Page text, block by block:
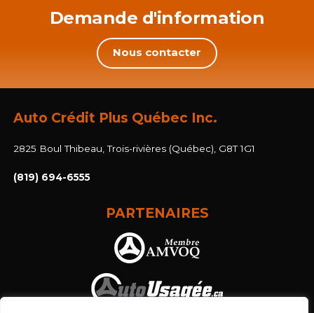
Demande d'information
Nous contacter
Auto Crédit Plus Québec Inc.
2825 Boul Thibeau, Trois-rivières (Québec), G8T 1G1
(819) 694-6555
PARTENAIRES